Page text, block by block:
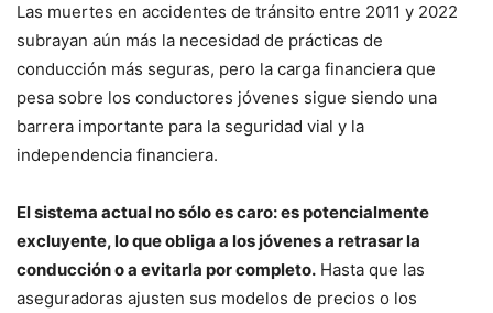
Las muertes en accidentes de tránsito entre 2011 y 2022
subrayan aún más la necesidad de prácticas de
conducción más seguras, pero la carga financiera que
pesa sobre los conductores jóvenes sigue siendo una
barrera importante para la seguridad vial y la
independencia financiera.
El sistema actual no sólo es caro: es potencialmente
excluyente, lo que obliga a los jóvenes a retrasar la
conducción o a evitarla por completo. Hasta que las
aseguradoras ajusten sus modelos de precios o los